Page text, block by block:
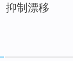
抑制漂移